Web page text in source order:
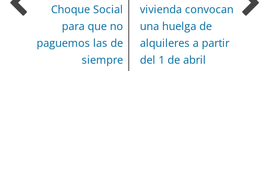
Choque Social
para que no
paguemos las de
siempre
vivienda convocan
una huelga de
alquileres a partir
del 1 de abril